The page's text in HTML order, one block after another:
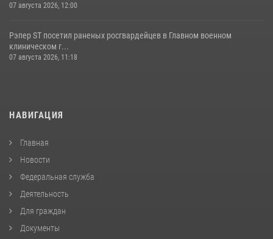
07 августа 2026, 12:00
Рэпер ST посетил раненых росгвардейцев в Главном военном
клиническом г...
07 августа 2026, 11:18
НАВИГАЦИЯ
Главная
Новости
Федеральная служба
Деятельность
Для граждан
Документы